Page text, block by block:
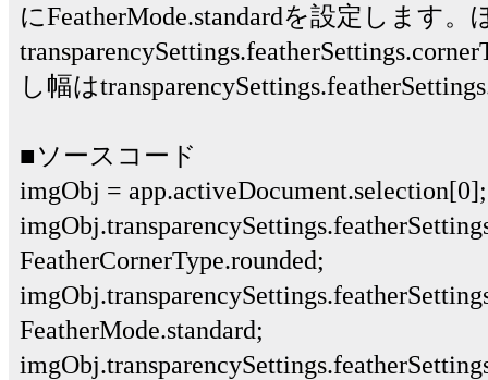
にFeatherMode.standardを設定します
し幅は
■ソースコード
imgObj = app.activeDocument.selection[0];
FeatherCornerType.rounded;
FeatherMode.standard;